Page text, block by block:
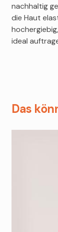
nachhaltig
die Haut
ideal
Das